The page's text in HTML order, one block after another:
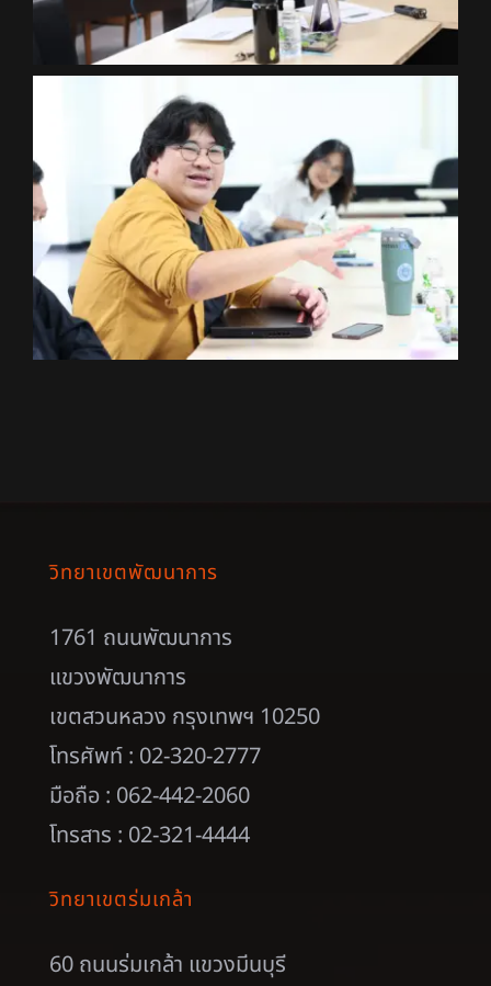
วิทยาเขตพัฒนาการ
1761 ถนนพัฒนาการ
แขวงพัฒนาการ
เขตสวนหลวง กรุงเทพฯ 10250
โทรศัพท์ : 02-320-2777
มือถือ : 062-442-2060
โทรสาร : 02-321-4444
วิทยาเขตร่มเกล้า
60 ถนนร่มเกล้า แขวงมีนบุรี